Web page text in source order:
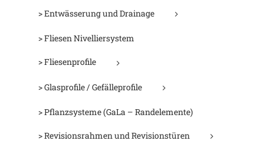
> Entwässerung und Drainage
> Fliesen Nivelliersystem
> Fliesenprofile
> Glasprofile / Gefälleprofile
> Pflanzsysteme (GaLa – Randelemente)
> Revisionsrahmen und Revisionstüren